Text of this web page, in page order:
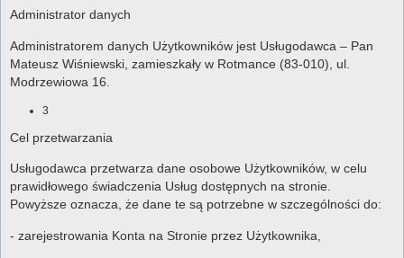
Administrator danych
Administratorem danych Użytkowników jest Usługodawca – Pan
Mateusz Wiśniewski, zamieszkały w Rotmance (83-010), ul.
Modrzewiowa 16.
3
Cel przetwarzania
Usługodawca przetwarza dane osobowe Użytkowników, w celu
prawidłowego świadczenia Usług dostępnych na stronie.
Powyższe oznacza, że dane te są potrzebne w szczególności do:
- zarejestrowania Konta na Stronie przez Użytkownika,